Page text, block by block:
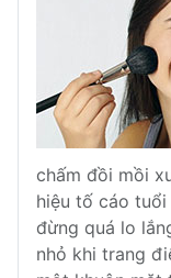
chấm đồi mồi
hiệu tố cáo tuổi
đừng quá lo
nhỏ khi trang